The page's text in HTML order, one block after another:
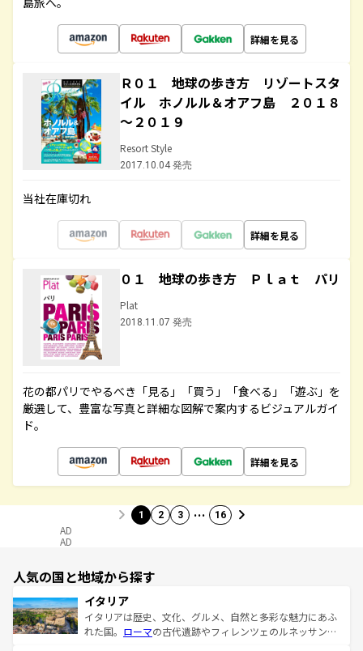
詳細を見る
Ｒ０１ 地球の歩き方 リゾートスタ
イル ホノルル＆オアフ島 ２０１８
～２０１９
Resort Style
2017.10.04 発売
当社在庫切れ
詳細を見る
０１ 地球の歩き方 Ｐｌａｔ パリ
Plat
2018.11.07 発売
花の都パリでやるべき「見る」「買う」「食べる」「遊ぶ」を
厳選して、豊富な写真と詳細な図解で案内するビジュアルガイ
ド。
詳細を見る
1 2 3 … 16
AD
AD
人気の国と地域から探す
イタリア
イタリアは歴史、文化、グルメ、自然と多彩な魅力にあふ
れた国。 ローマの古代遺跡やフィレンツェのルネッサンス